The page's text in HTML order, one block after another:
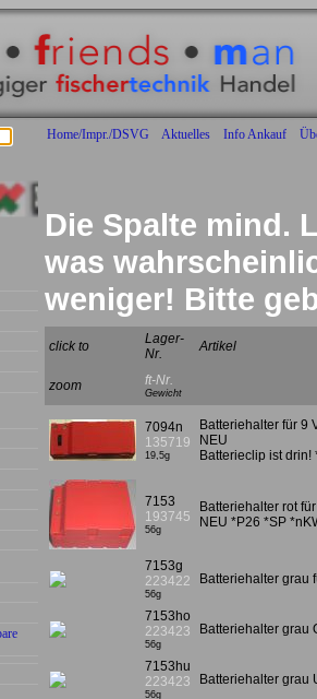
Home/Impr./DSVG Aktuelles Info Ankauf
Die Spalte mind.
was
weniger! Bitte
click to
Lager-
Nr.
Artikel
zoom ft-Nr.
Gewicht
7094n
135719
19,5g
Batteriehalter für 9
NEU
Batterieclip ist drin!
7153
193745
56g
Batteriehalter rot
NEU *P26 *SP
7153g
223422
56g
Batteriehalter grau
7153ho
223423
56g
Batteriehalter grau
7153hu
223423
56g
Batteriehalter grau